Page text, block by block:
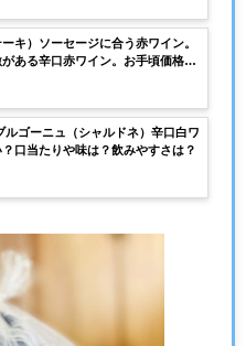
キ）ソーセージに合う赤ワイン。
ある辛口赤ワイン。お手頃価格で
ルゴーニュ（シャルドネ）辛口白ワ
口当たりや味は？飲みやすさは？